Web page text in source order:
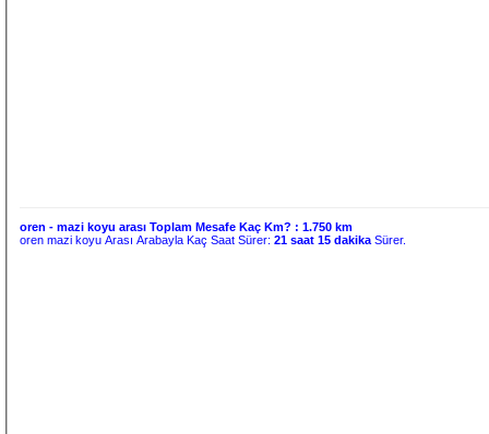
oren - mazi koyu arası Toplam Mesafe Kaç Km? :1.750 km
oren mazi koyu Arası Arabayla Kaç Saat Sürer:21 saat 15 dakika Sürer.